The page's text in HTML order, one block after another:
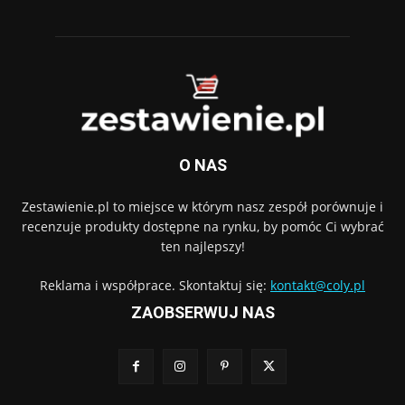
O NAS
Zestawienie.pl to miejsce w którym nasz zespół porównuje i
recenzuje produkty dostępne na rynku, by pomóc Ci wybrać
ten najlepszy!
Reklama i współprace. Skontaktuj się: kontakt@coly.pl
ZAOBSERWUJ NAS